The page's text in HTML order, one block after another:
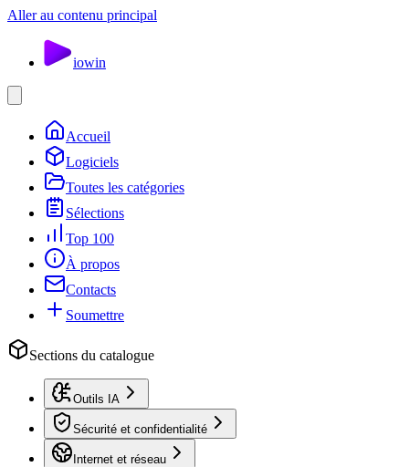
Aller au contenu principal
iowin
Accueil
Logiciels
Toutes les catégories
Sélections
Top 100
À propos
Contacts
Soumettre
Sections du catalogue
Outils IA
Sécurité et confidentialité
Internet et réseau